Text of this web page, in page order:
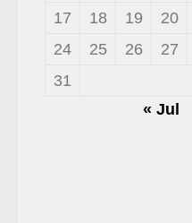
17
18 19 20
24
25 26 27
31
« Jul